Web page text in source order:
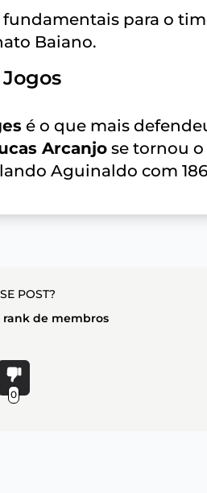
fundamentais para o
Baiano.
é o que mais
Arcanjo se tornou
Aguinaldo com
POST?
de membros
0